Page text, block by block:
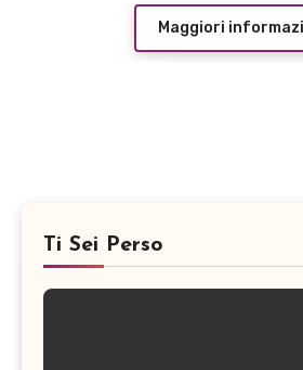
Maggiori
Ti Sei Perso